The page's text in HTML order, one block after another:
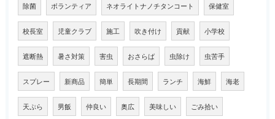
除菌 ボランティア ネオライトナノチタンコート 保健室
校長室 児童クラブ 施工 吹き付け 貢献 小学校
遮断熱 暑さ対策 害虫 おさらば 虫除け 虫苦手
スプレー 新商品 簡単 長期間 ランチ 海鮮 海老
天ぷら 男飯 仲良い 奥広 美味しい ごみ拾い